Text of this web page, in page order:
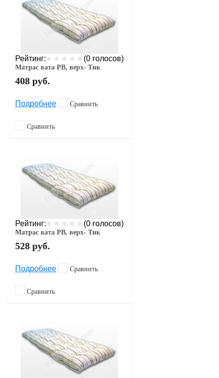
Рейтинг: (0 голосов)
Матрас вата РВ, верх- Тик
408 руб.
Подробнее Сравнить
Сравнить
Рейтинг: (0 голосов)
Матрас вата РВ, верх- Тик
528 руб.
Подробнее Сравнить
Сравнить